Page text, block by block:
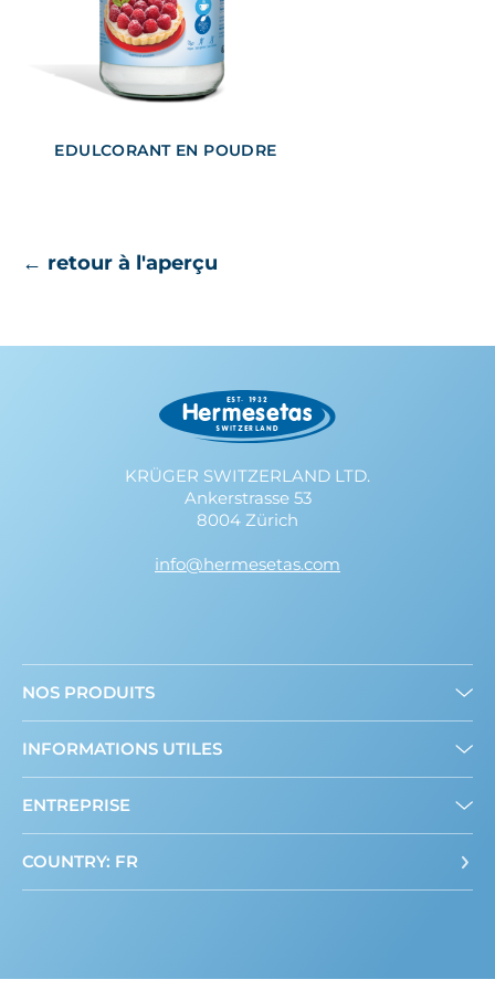
EDULCORANT EN POUDRE
← retour à l'aperçu
KRÜGER SWITZERLAND LTD.
Ankerstrasse 53
8004 Zürich
info@hermesetas.com
NOS PRODUITS
Edulcorant en poudre
INFORMATIONS UTILES
ENTREPRISE
COUNTRY: FR